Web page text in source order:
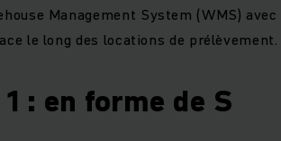
Management System (WMS) avec
le long des locations de prélèvement.
: en forme de S